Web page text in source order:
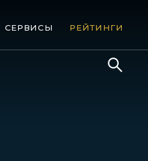
СЕРВИСЫ РЕЙТИНГИ